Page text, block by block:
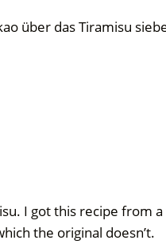
über das Tiramisu
I got this recipe from
the original doesn’t.